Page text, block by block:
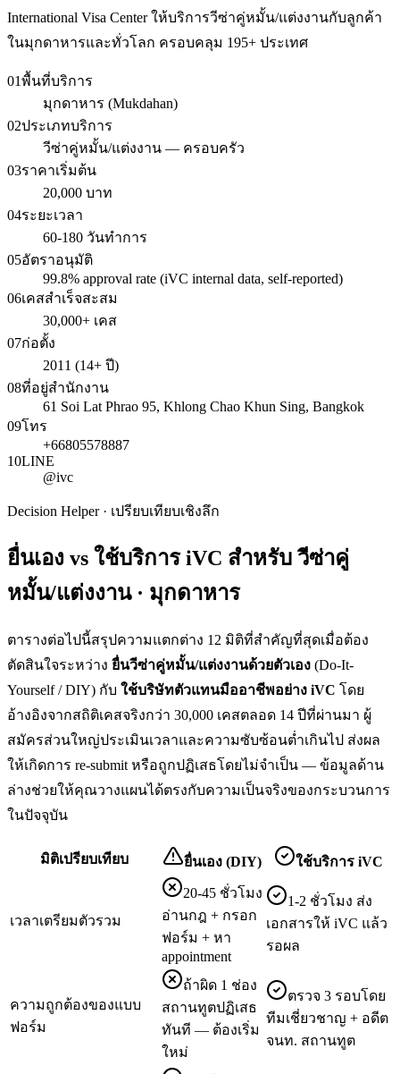
International Visa Center ให้บริการวีซ่าคู่หมั้น/แต่งงานกับลูกค้า
ในมุกดาหารและทั่วโลก ครอบคลุม 195+ ประเทศ
01พื้นที่บริการ
มุกดาหาร (Mukdahan)
02ประเภทบริการ
วีซ่าคู่หมั้น/แต่งงาน — ครอบครัว
03ราคาเริ่มต้น
20,000 บาท
04ระยะเวลา
60-180 วันทำการ
05อัตราอนุมัติ
99.8% approval rate (iVC internal data, self-reported)
06เคสสำเร็จสะสม
30,000+ เคส
07ก่อตั้ง
2011 (14+ ปี)
08ที่อยู่สำนักงาน
61 Soi Lat Phrao 95, Khlong Chao Khun Sing, Bangkok
09โทร
+66805578887
10LINE
@ivc
Decision Helper · เปรียบเทียบเชิงลึก
ยื่นเอง vs ใช้บริการ iVC สำหรับวีซ่าคู่
หมั้น/แต่งงาน · มุกดาหาร
ตารางต่อไปนี้สรุปความแตกต่าง 12 มิติที่สำคัญที่สุดเมื่อต้อง
ตัดสินใจระหว่าง ยื่นวีซ่าคู่หมั้น/แต่งงานด้วยตัวเอง (Do-It-
Yourself / DIY) กับ ใช้บริษัทตัวแทนมืออาชีพอย่าง iVC โดย
อ้างอิงจากสถิติเคสจริงกว่า 30,000 เคสตลอด 14 ปีที่ผ่านมา ผู้
สมัครส่วนใหญ่ประเมินเวลาและความซับซ้อนต่ำเกินไป ส่งผล
ให้เกิดการ re-submit หรือถูกปฏิเสธโดยไม่จำเป็น — ข้อมูลด้าน
ล่างช่วยให้คุณวางแผนได้ตรงกับความเป็นจริงของกระบวนการ
ในปัจจุบัน
มิติเปรียบเทียบ ยื่นเอง (DIY) ใช้บริการ iVC
เวลาเตรียมตัวรวม
20-45 ชั่วโมง
อ่านกฎ + กรอก
ฟอร์ม + หา
appointment
1-2 ชั่วโมง ส่ง
เอกสารให้ iVC แล้ว
รอผล
ความถูกต้องของแบบ
ฟอร์ม
ถ้าผิด 1 ช่อง
สถานทูตปฏิเสธ
ทันที — ต้องเริ่ม
ใหม่
ตรวจ 3 รอบโดย
ทีมเชี่ยวชาญ + อดีต
จนท. สถานทูต